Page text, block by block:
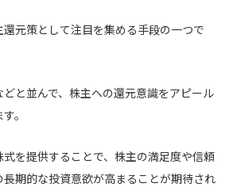
元策として注目を集める手段の一つで
と並んで、株主への還元意識をアピール
。
を提供することで、株主の満足度や信頼
期的な投資意欲が高まることが期待され